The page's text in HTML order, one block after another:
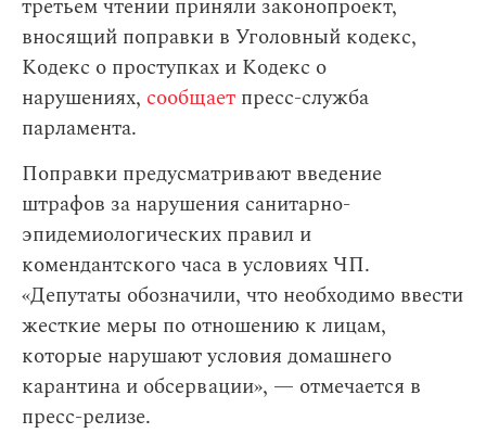
третьем чтении приняли законопроект,
вносящий поправки в Уголовный кодекс,
Кодекс о проступках и Кодекс о
нарушениях, сообщает пресс-служба
парламента.
Поправки предусматривают введение
штрафов за нарушения санитарно-
эпидемиологических правил и
комендантского часа в условиях ЧП.
«Депутаты обозначили, что необходимо ввести
жесткие меры по отношению к лицам,
которые нарушают условия домашнего
карантина и обсервации», — отмечается в
пресс-релизе.